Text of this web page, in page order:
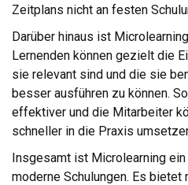
Zeitplans nicht an festen
Darüber hinaus ist
Lernenden können gezielt die
sie relevant sind und die sie
besser ausführen zu können.
effektiver und die Mitarbeiter
schneller in die Praxis
Insgesamt ist Microlearning
moderne Schulungen. Es bietet